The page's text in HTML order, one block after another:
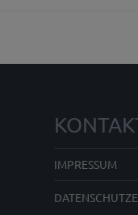
IMPRESSUM